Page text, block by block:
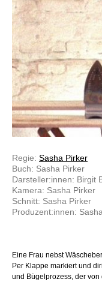
Regie: Sasha Pirker
Buch: Sasha Pirker
Darsteller:innen: Birgit
Kamera: Sasha Pirker
Schnitt: Sasha Pirker
Produzent:innen:
Eine Frau nebst
Per Klappe markiert und
und Bügelprozess, der